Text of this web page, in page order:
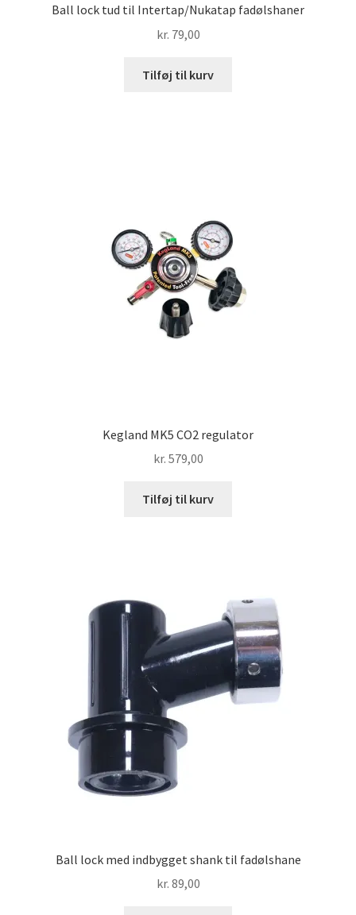
Ball lock tud til Intertap/Nukatap fadølshaner
kr. 79,00
Tilføj til kurv
Kegland MK5 CO2 regulator
kr. 579,00
Tilføj til kurv
Ball lock med indbygget shank til fadølshane
kr. 89,00